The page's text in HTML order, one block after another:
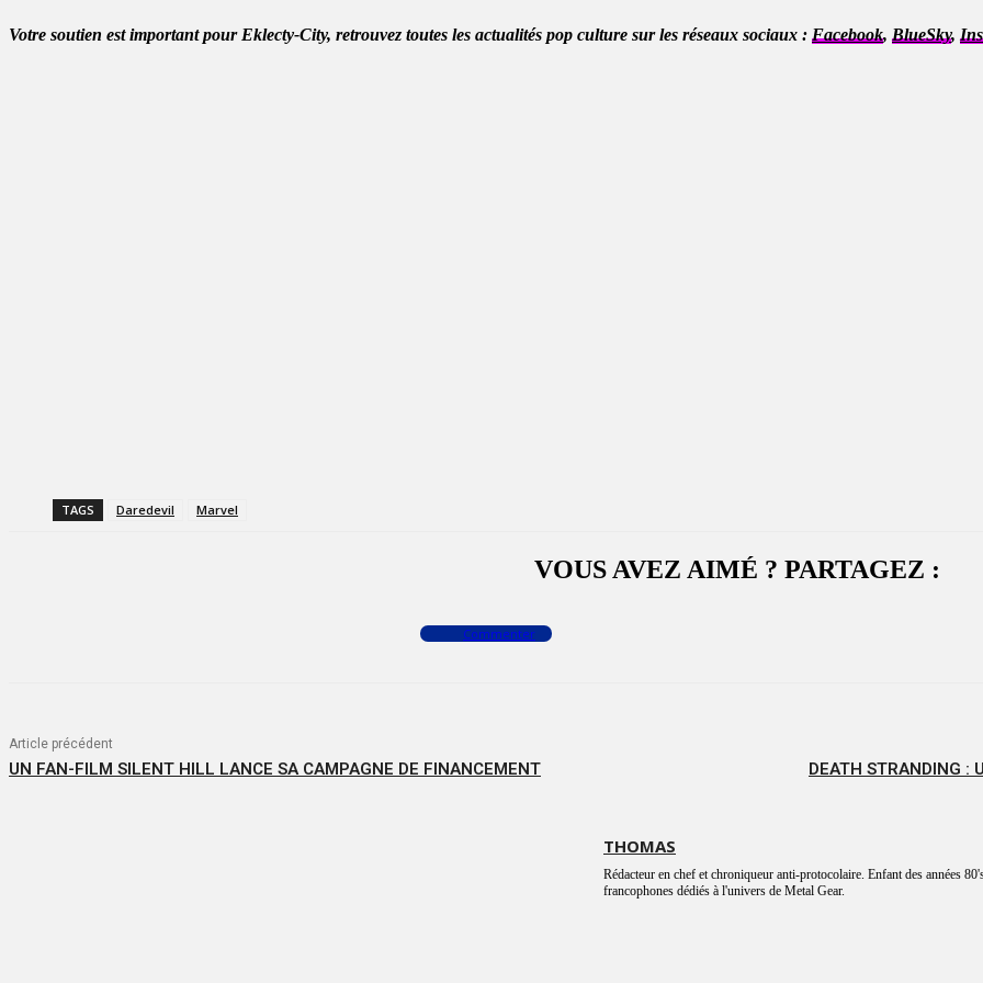
Votre soutien est important pour Eklecty-City, retrouvez toutes les actualités pop culture sur les réseaux sociaux : Facebook, BlueSky,
TAGS Daredevil Marvel
VOUS AVEZ AIMÉ ? PARTAGEZ :
Commenter
Article précédent
UN FAN-FILM SILENT HILL LANCE SA CAMPAGNE DE FINANCEMENT
DEATH STRANDING :
THOMAS
Rédacteur en chef et chroniqueur anti-protocolaire. Enfant des années
francophones dédiés à l'univers de Metal Gear.